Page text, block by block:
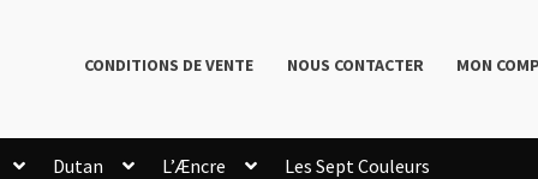
CONDITIONS DE VENTE NOUS CONTACTER MON
Dutan L’Æncre
Les Sept Couleurs